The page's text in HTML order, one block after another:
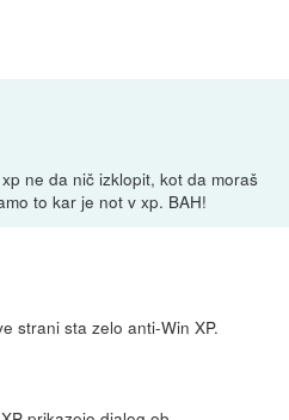
ne da nič izklopit, kot da moraš
to kar je not v xp. BAH!
strani sta zelo anti-Win XP.